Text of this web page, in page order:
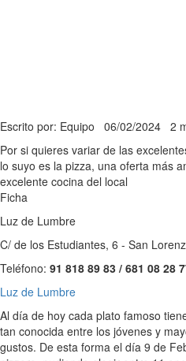
Escrito por: Equipo 06/02/2024 2
Por si quieres variar de las
lo suyo es la pizza, una oferta más
excelente cocina del local
Ficha
Luz de Lumbre
C/ de los Estudiantes, 6 - San
Teléfono: 91 818 89 83 / 681 08 28
Luz de Lumbre
Al día de hoy cada plato famoso
tan conocida entre los jóvenes y
gustos. De esta forma el día 9 de